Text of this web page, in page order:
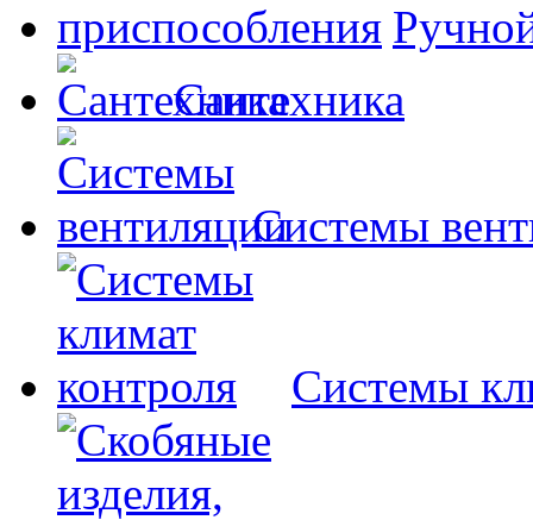
Сантехника
Системы
Системы